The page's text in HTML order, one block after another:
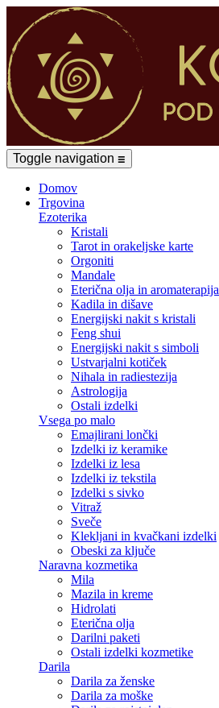
Toggle navigation ☰
Domov
Trgovina
Ezoterika
Kristali
Tarot in orakeljske karte
Orgoniti
Mandale
Eterična olja in aromaterapija
Kadila in dišave
Energijski nakit s kristali
Feng shui
Energijski nakit s simboli
Ustvarjalni kotiček
Nihala in radiestezija
Astrologija
Ostali izdelki
Vsega po malo
Emajlirani lončki
Izdelki iz keramike
Izdelki iz lesa
Izdelki iz tekstila
Izdelki s sivko
Vitraž
Sveče
Klekljani in kvačkani izdelki
Obeski za ključe
Naravna kozmetika
Mila
Mazila in kreme
Hidrolati
Eterična olja
Darilni paketi
Ostali izdelki kozmetike
Darila
Darila za ženske
Darila za moške